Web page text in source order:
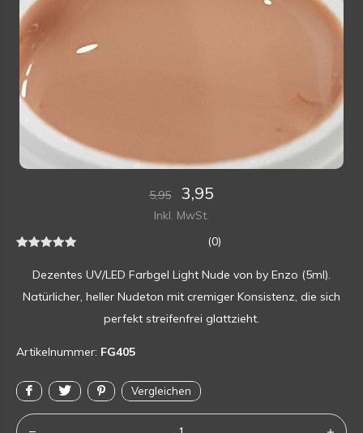
5,95 3,95
Inkl. MwSt.
(0)
Dezentes UV/LED Farbgel Light Nude von by Enzo (5ml).
Natürlicher, heller Nudeton mit cremiger Konsistenz, die sich
perfekt streifenfrei glattzieht.
Artikelnummer: FG405
Vergleichen